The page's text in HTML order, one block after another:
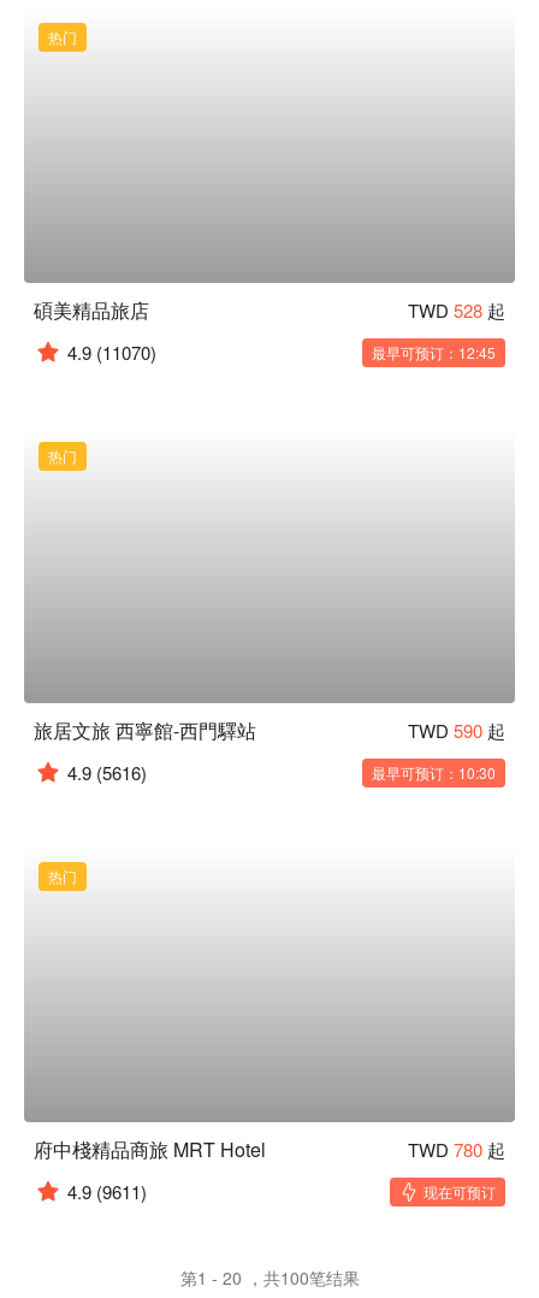
热门
碩美精品旅店 TWD 528 起
4.9 (11070) 最早可预订：12:45
热门
旅居文旅 西寧館-西門驛站 TWD 590 起
4.9 (5616) 最早可预订：10:30
热门
府中棧精品商旅 MRT Hotel TWD 780 起
4.9 (9611) 现在可预订
第1 - 20 ，共100笔结果